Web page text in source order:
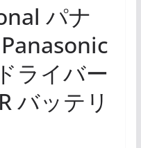
パナ
ライバー
バッテリ